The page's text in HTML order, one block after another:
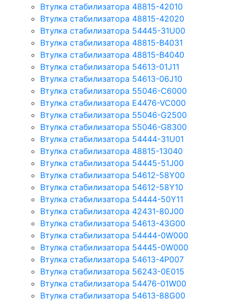
Втулка стабилизатора 48815-42010
Втулка стабилизатора 48815-42020
Втулка стабилизатора 54445-31U00
Втулка стабилизатора 48815-B4031
Втулка стабилизатора 48815-B4040
Втулка стабилизатора 54613-01J11
Втулка стабилизатора 54613-06J10
Втулка стабилизатора 55046-C6000
Втулка стабилизатора E4476-VC000
Втулка стабилизатора 55046-G2500
Втулка стабилизатора 55046-G8300
Втулка стабилизатора 54444-31U01
Втулка стабилизатора 48815-13040
Втулка стабилизатора 54445-51J00
Втулка стабилизатора 54612-58Y00
Втулка стабилизатора 54612-58Y10
Втулка стабилизатора 54444-50Y11
Втулка стабилизатора 42431-80J00
Втулка стабилизатора 54613-43G00
Втулка стабилизатора 54444-0W000
Втулка стабилизатора 54445-0W000
Втулка стабилизатора 54613-4P007
Втулка стабилизатора 56243-0E015
Втулка стабилизатора 54476-01W00
Втулка стабилизатора 54613-88G00